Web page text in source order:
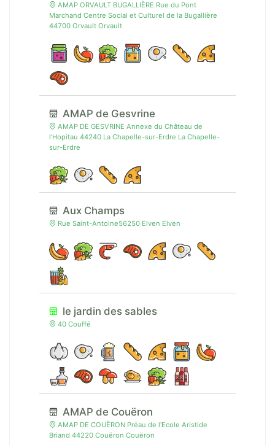
AMAP ORVAULT BUGALLIÈRE Rue du Pont
Marchand Centre Social et Culturel de la Bugallière
44700 Orvault Orvault
AMAP de Gesvrine
AMAP DE GESVRINE Annexe du Château de
l'Hopitau 44240 La Chapelle-sur-Erdre La Chapelle-
sur-Erdre
Aux Champs
Rue Saint-Antoine56250 Elven Elven
le jardin des sables
40 Couffé
AMAP de Couëron
AMAP DE COUËRON Préau de l'Ecole Aristide
Briand 44220 Couëron Couëron